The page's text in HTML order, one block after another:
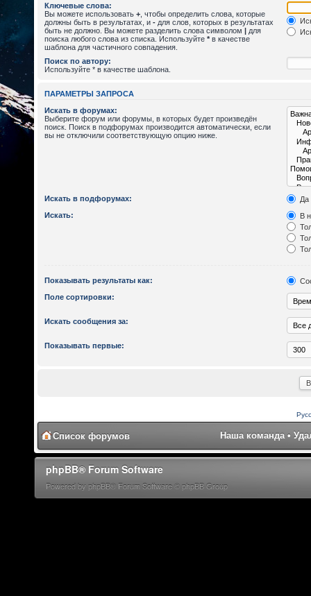
Ключевые слова:
Вы можете использовать + , чтобы определить слова, которые
должны быть в результатах, и - для слов, которых в результатах
быть не должно. Вы можете разделить слова символом | для
поиска любого слова из списка. Используйте * в качестве
шаблона для частичного совпадения.
Поиск по автору:
Используйте * в качестве шаблона.
ПАРАМЕТРЫ ЗАПРОСА
Искать в форумах:
Выберите форум или форумы, в которых будет произведён
поиск. Поиск в подфорумах производится автоматически, если
вы не отключили соответствующую опцию ниже.
Искать в подфорумах:
Да
Искать:
В
Показывать результаты как:
Поле сортировки:
Искать сообщения за:
Показывать первые:
Список форумов Наша команда •
phpBB® Forum Software
Powered by phpBB® Forum Software © phpBB Group